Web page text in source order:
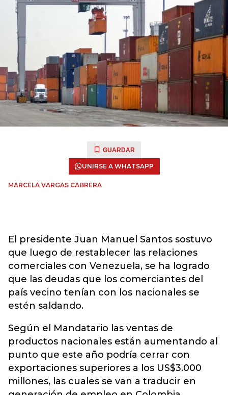
GUARDAR
UNIRSE A WHATSAPP
MARCELA VARGAS CABRERA
El presidente Juan Manuel Santos sostuvo
que luego de restablecer las relaciones
comerciales con Venezuela, se ha logrado
que las deudas que los comerciantes del
país vecino tenían con los nacionales se
estén saldando.
Según el Mandatario las ventas de
productos nacionales están aumentando al
punto que este año podría cerrar con
exportaciones superiores a los US$3.000
millones, las cuales se van a traducir en